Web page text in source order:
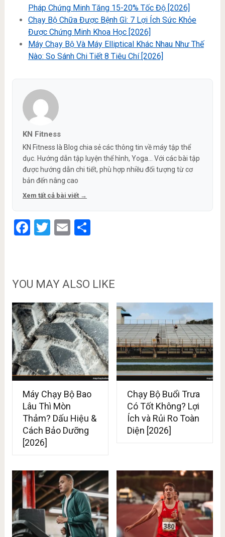
Pháp Chứng Minh Tăng 15-20% Tốc Độ [2026]
Chạy Bộ Chữa Được Bệnh Gì: 7 Lợi Ích Sức Khỏe
Được Chứng Minh Khoa Học [2026]
Máy Chạy Bộ Và Máy Elliptical Khác Nhau Như Thế
Nào: So Sánh Chi Tiết 8 Tiêu Chí [2026]
KN Fitness
KN Fitness là Blog chia sẻ các thông tin về máy tập thể
dục. Hướng dẫn tập luyện thể hình, Yoga... Với các bài tập
được hướng dẫn chi tiết, phù hợp nhiều đối tượng từ cơ
bản đến nâng cao
Xem tất cả bài viết →
Facebook
Twitter
EmailShare
YOU MAY ALSO LIKE
Máy Chạy Bộ Bao
Lâu Thì Mòn
Thảm? Dấu Hiệu &
Cách Bảo Dưỡng
[2026]
Chạy Bộ Buổi Trưa
Có Tốt Không? Lợi
Ích và Rủi Ro Toàn
Diện [2026]